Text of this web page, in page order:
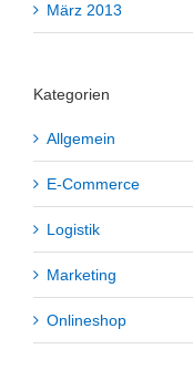
März 2013
Kategorien
Allgemein
E-Commerce
Logistik
Marketing
Onlineshop